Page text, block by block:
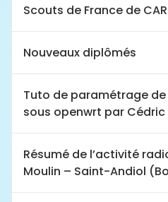
Scouts de France de
Nouveaux diplômés
Tuto de paramétrage
sous openwrt par Cédric
Résumé de l’activité
Moulin – Saint-Andiol